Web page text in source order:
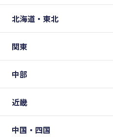
北海道・東北
関東
中部
近畿
中国・四国